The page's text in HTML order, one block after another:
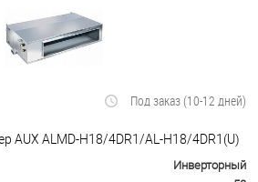
Под заказ (10-12 дней)
AUX ALMD-H18/4DR1/AL-H18/4DR1(U)
Инверторный